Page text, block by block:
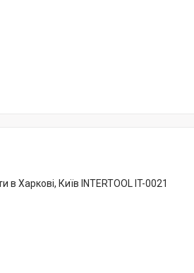
в Харкові, Київ INTERTOOL IT-0021